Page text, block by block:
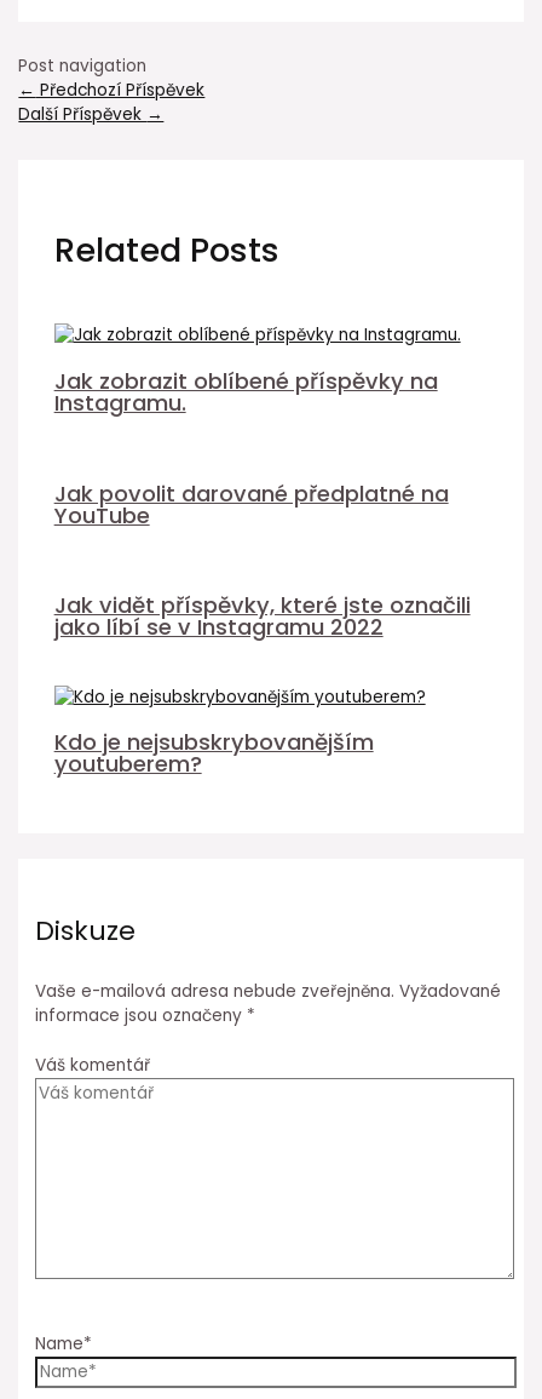
Post navigation
← Předchozí Příspěvek
Další Příspěvek →
Related Posts
Jak zobrazit oblíbené příspěvky na
Instagramu.
Jak povolit darované předplatné na
YouTube
Jak vidět příspěvky, které jste označili
jako líbí se v Instagramu 2022
Kdo je nejsubskrybovanějším
youtuberem?
Diskuze
Vaše e-mailová adresa nebude zveřejněna. Vyžadované
informace jsou označeny *
Váš komentář
Name*